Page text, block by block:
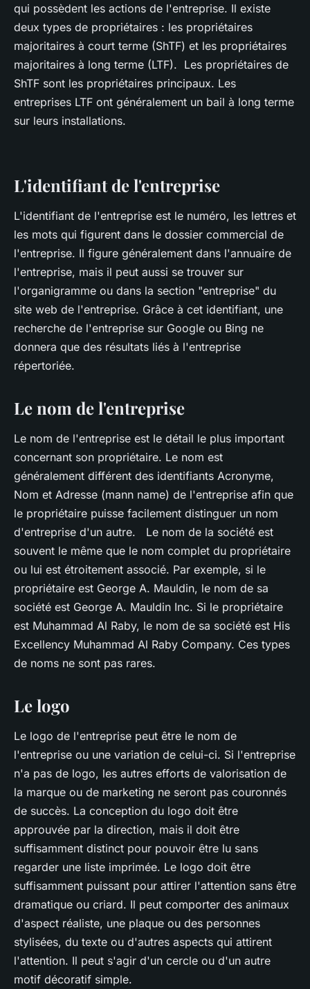
qui possèdent les actions de l'entreprise. Il existe
deux types de propriétaires : les propriétaires
majoritaires à court terme (ShTF) et les propriétaires
majoritaires à long terme (LTF). Les propriétaires de
ShTF sont les propriétaires principaux. Les
entreprises LTF ont généralement un bail à long terme
sur leurs installations.
L'identifiant de l'entreprise
L'identifiant de l'entreprise est le numéro, les lettres et
les mots qui figurent dans le dossier commercial de
l'entreprise. Il figure généralement dans l'annuaire de
l'entreprise, mais il peut aussi se trouver sur
l'organigramme ou dans la section "entreprise" du
site web de l'entreprise. Grâce à cet identifiant, une
recherche de l'entreprise sur Google ou Bing ne
donnera que des résultats liés à l'entreprise
répertoriée.
Le nom de l'entreprise
Le nom de l'entreprise est le détail le plus important
concernant son propriétaire. Le nom est
généralement différent des identifiants Acronyme,
Nom et Adresse (mann name) de l'entreprise afin que
le propriétaire puisse facilement distinguer un nom
d'entreprise d'un autre. Le nom de la société est
souvent le même que le nom complet du propriétaire
ou lui est étroitement associé. Par exemple, si le
propriétaire est George A. Mauldin, le nom de sa
société est George A. Mauldin Inc. Si le propriétaire
est Muhammad Al Raby, le nom de sa société est His
Excellency Muhammad Al Raby Company. Ces types
de noms ne sont pas rares.
Le logo
Le logo de l'entreprise peut être le nom de
l'entreprise ou une variation de celui-ci. Si l'entreprise
n'a pas de logo, les autres efforts de valorisation de
la marque ou de marketing ne seront pas couronnés
de succès. La conception du logo doit être
approuvée par la direction, mais il doit être
suffisamment distinct pour pouvoir être lu sans
regarder une liste imprimée. Le logo doit être
suffisamment puissant pour attirer l'attention sans être
dramatique ou criard. Il peut comporter des animaux
d'aspect réaliste, une plaque ou des personnes
stylisées, du texte ou d'autres aspects qui attirent
l'attention. Il peut s'agir d'un cercle ou d'un autre
motif décoratif simple.